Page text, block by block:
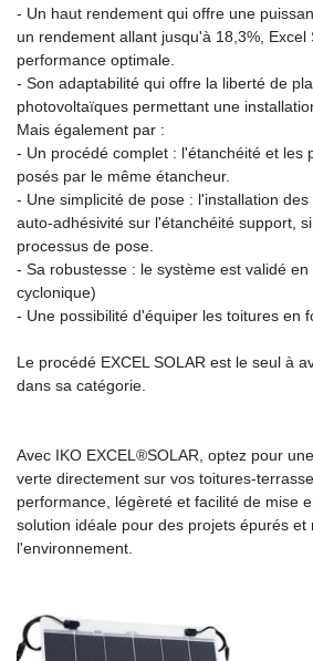
- Un haut rendement qui offre une
un rendement allant jusqu'à 18,3%, Excel
performance optimale.
- Son adaptabilité qui offre la liberté de
photovoltaïques permettant une
Mais également par :
- Un procédé complet : l'étanchéité et les
posés par le même étancheur.
- Une simplicité de pose : l'installation
auto-adhésivité sur l'étanchéité support,
processus de pose.
- Sa robustesse : le système est validé
cyclonique)
- Une possibilité d'équiper les toitures en
Le procédé EXCEL SOLAR est le seul à
dans sa catégorie.
Avec IKO EXCEL®SOLAR, optez pour
verte directement sur vos toitures-
performance, légèreté et facilité de mise
solution idéale pour des projets épurés et
l'environnement.